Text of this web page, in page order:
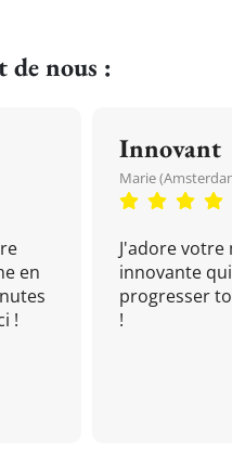
nous :
en
!
Innovant
Marie (Amsterdam)
J'adore votre
innovante qui
progresser
!